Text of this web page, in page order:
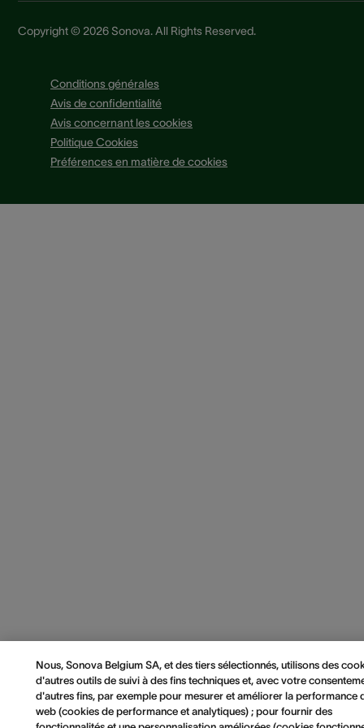
Copyright © 2026 Sonova. All Rights Reserved.
Conditions générales
Avis de confidentialité
Avis concernant les cookies
Politique Cookies
Préférences en matière de cookies
Nous, Sonova Belgium SA, et des tiers sélectionnés, utilisons des
d'autres outils de suivi à des fins techniques et, avec votre
d'autres fins, par exemple pour mesurer et améliorer la performance
web (cookies de performance et analytiques) ; pour fournir des